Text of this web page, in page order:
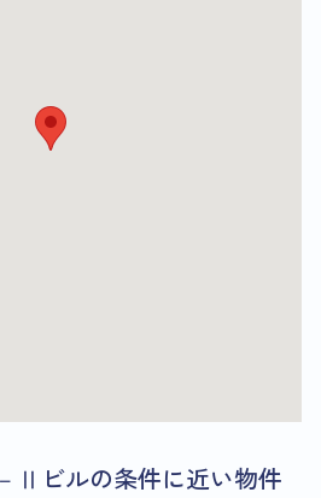
Ⅱビルの条件に近い物件